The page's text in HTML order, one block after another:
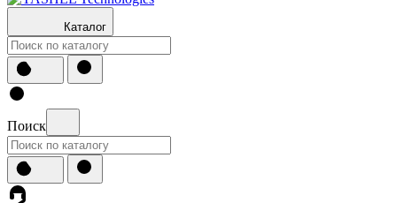
Каталог
Поиск